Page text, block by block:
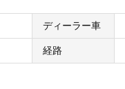
ディーラー車
経路